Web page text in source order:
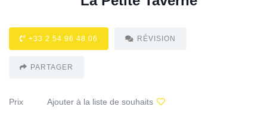
+33 2 54 96 48 06 RÉVISION
PARTAGER
Prix Ajouter à la liste de souhaits